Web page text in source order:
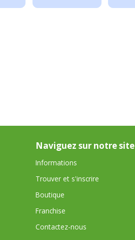
Naviguez sur notre site
Informations
Trouver et s'inscrire
Boutique
Franchise
Contactez-nous